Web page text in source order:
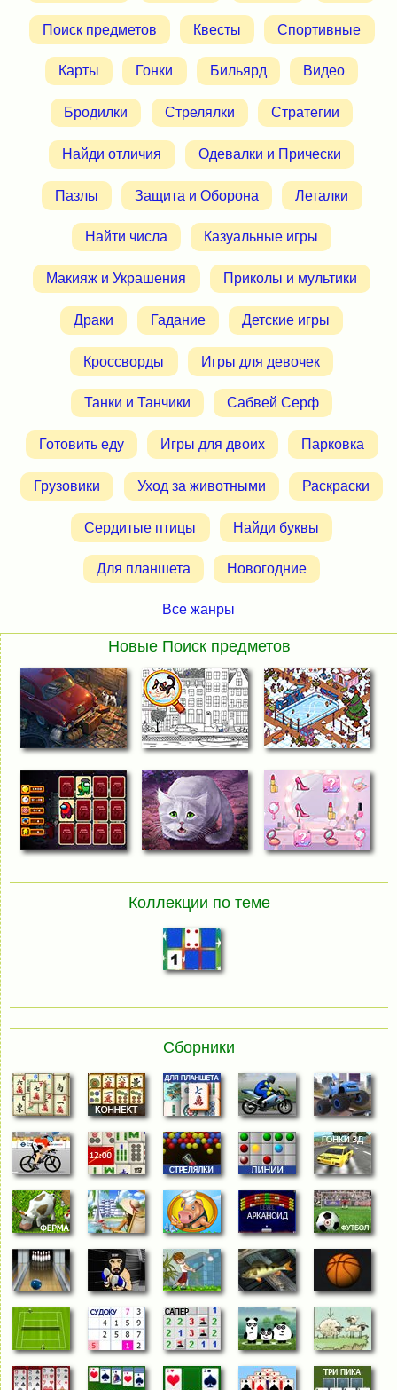
Поиск предметов Квесты Спортивные
Карты Гонки Бильярд Видео
Бродилки Стрелялки Стратегии
Найди отличия Одевалки и Прически
Пазлы Защита и Оборона Леталки
Найти числа Казуальные игры
Макияж и Украшения Приколы и мультики
Драки Гадание Детские игры
Кроссворды Игры для девочек
Танки и Танчики Сабвей Серф
Готовить еду Игры для двоих Парковка
Грузовики Уход за животными Раскраски
Сердитые птицы Найди буквы
Для планшета Новогодние
Все жанры
Новые Поиск предметов
Коллекции по теме
Сборники